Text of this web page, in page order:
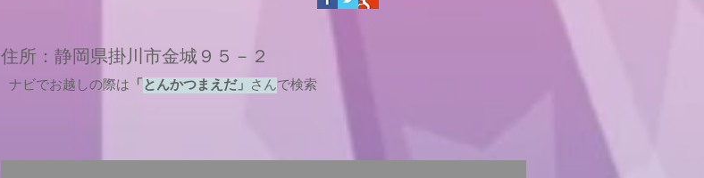
住所：静岡県掛川市金城９５－２
ナビでお越しの際は 「 とんかつまえだ」 さんで検索